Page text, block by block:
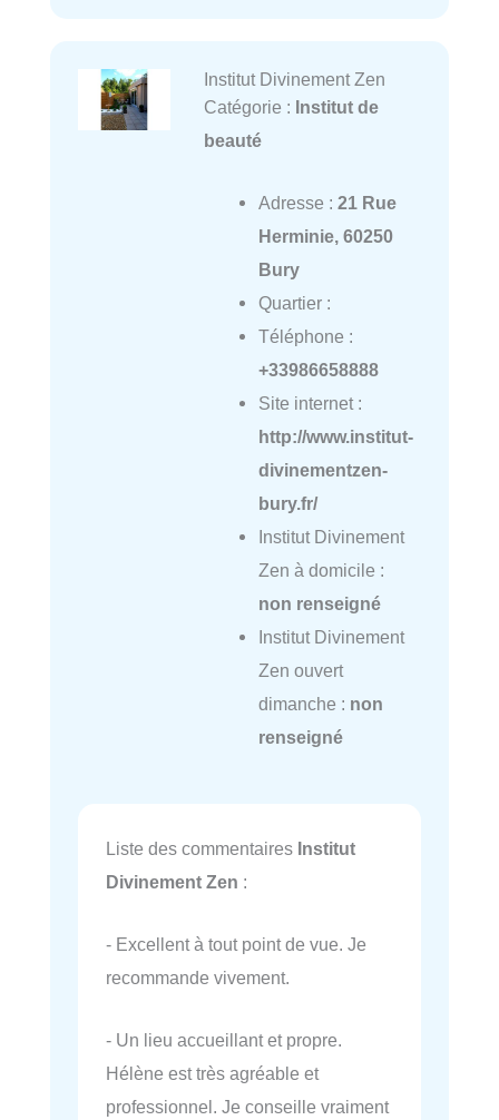
Institut Divinement Zen
Catégorie : Institut de
beauté
Adresse : 21 Rue
Herminie, 60250
Bury
Quartier :
Téléphone :
+33986658888
Site internet :
http://www.institut-
divinementzen-
bury.fr/
Institut Divinement
Zen à domicile :
non renseigné
Institut Divinement
Zen ouvert
dimanche : non
renseigné
Liste des commentaires Institut
Divinement Zen :
- Excellent à tout point de vue. Je
recommande vivement.
- Un lieu accueillant et propre.
Hélène est très agréable et
professionnel. Je conseille vraiment